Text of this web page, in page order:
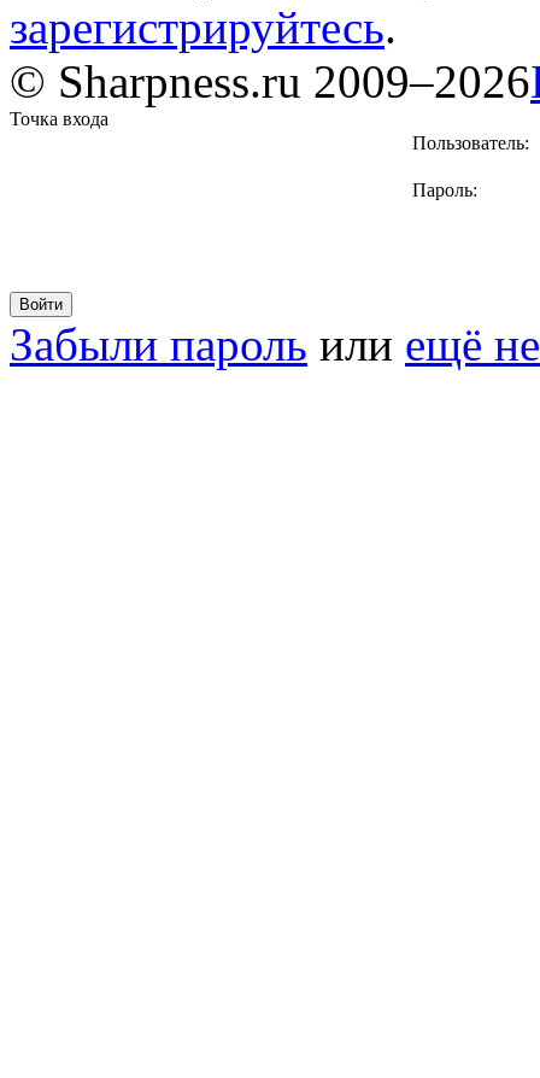
зарегистрируйтесь.
© Sharpness.ru 2009–2026
Точка входа
Пользователь:
Пароль:
Забыли пароль или ещё